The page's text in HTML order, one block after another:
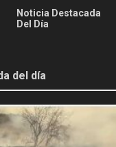
Noticia Destacada
Del Día
del día